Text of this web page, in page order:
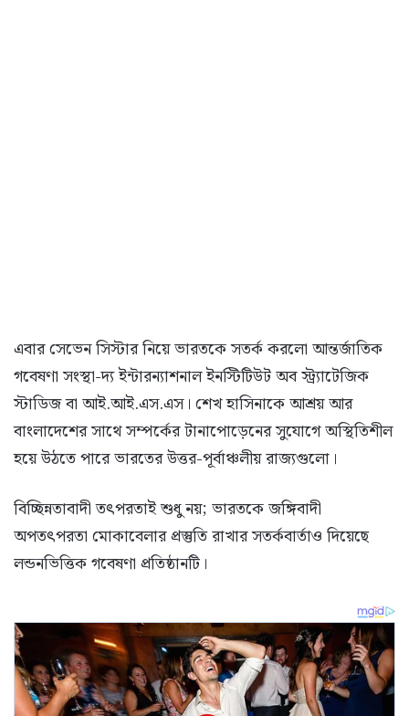
এবার সেভেন সিস্টার নিয়ে ভারতকে সতর্ক করলো আন্তর্জাতিক
গবেষণা সংস্থা-দ্য ইন্টারন্যাশনাল ইনস্টিটিউট অব স্ট্র্যাটেজিক
স্টাডিজ বা আই.আই.এস.এস। শেখ হাসিনাকে আশ্রয় আর
বাংলাদেশের সাথে সম্পর্কের টানাপোড়েনের সুযোগে অস্থিতিশীল
হয়ে উঠতে পারে ভারতের উত্তর-পূর্বাঞ্চলীয় রাজ্যগুলো।
বিচ্ছিন্নতাবাদী তৎপরতাই শুধু নয়; ভারতকে জঙ্গিবাদী
অপতৎপরতা মোকাবেলার প্রস্তুতি রাখার সতর্কবার্তাও দিয়েছে
লন্ডনভিত্তিক গবেষণা প্রতিষ্ঠানটি।